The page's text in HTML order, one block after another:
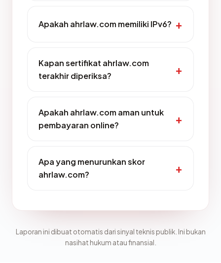
Apakah ahrlaw.com memiliki IPv6?
Kapan sertifikat ahrlaw.com
terakhir diperiksa?
Apakah ahrlaw.com aman untuk
pembayaran online?
Apa yang menurunkan skor
ahrlaw.com?
Laporan ini dibuat otomatis dari sinyal teknis publik. Ini bukan
nasihat hukum atau finansial.